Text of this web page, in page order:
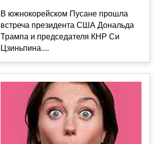
В южнокорейском Пусане прошла
встреча президента США Дональда
Трампа и председателя КНР Си
Цзиньпина....